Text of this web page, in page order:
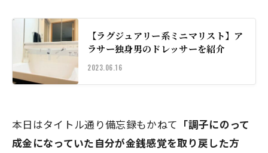
【ラグジュアリー系ミニマリスト】ア
ラサー独身男のドレッサーを紹介
2023.06.16
本日はタイトル通り備忘録もかねて 「調子にのって
成金になっていた自分が金銭感覚を取り戻した方